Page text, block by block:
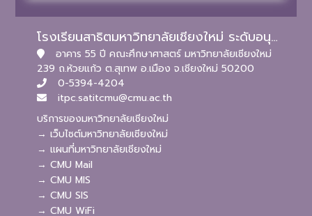
โรงเรียนสาธิตมหาวิทยาลัยเชียงใหม่ ระดับอนุบาลและประถมศึกษา
อาคาร 55 ปี คณะศึกษาศาสตร์ มหาวิทยาลัยเชียงใหม่
239 ถ.ห้วยแก้ว ต.สุเทพ อ.เมือง จ.เชียงใหม่ 50200
0-5394-4204
itpc.satitcmu@cmu.ac.th
บริการของมหาวิทยาลัยเชียงใหม่
→ เว็บไซต์มหาวิทยาลัยเชียงใหม่
→ แผนที่มหาวิทยาลัยเชียงใหม่
→ CMU Mail
→ CMU MIS
→ CMU SIS
→ CMU WiFi